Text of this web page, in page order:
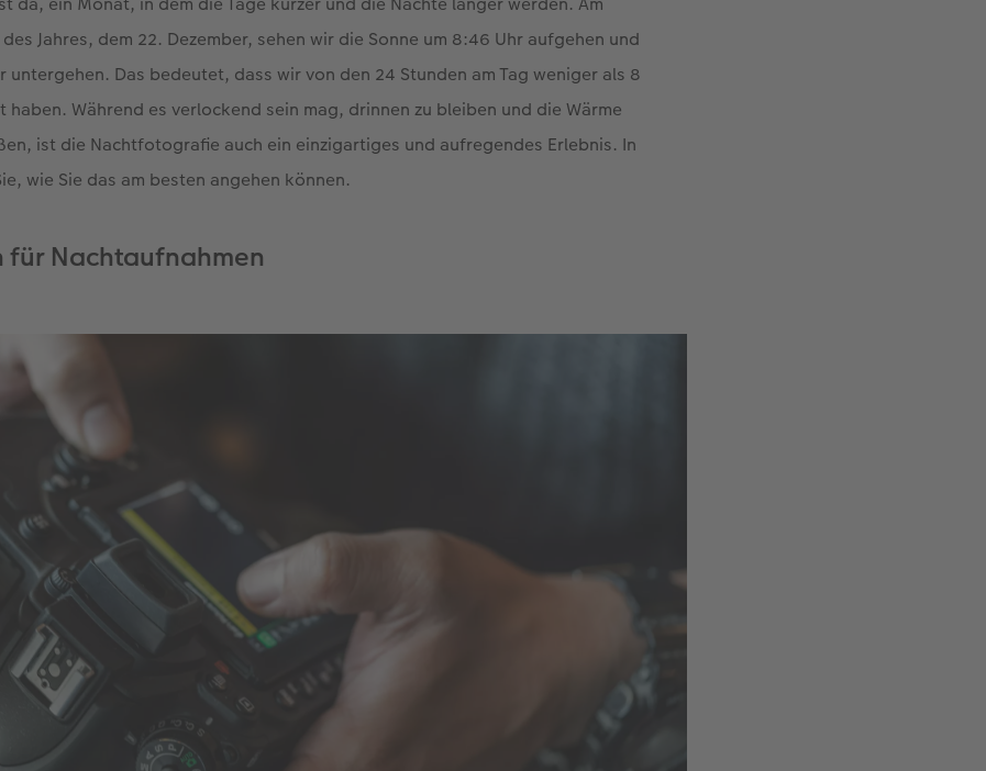
Jahres, dem 22. Dezember, sehen wir die Sonne um 8:46 Uhr aufgehen und
untergehen. Das bedeutet, dass wir von den 24 Stunden am Tag weniger als 8
haben. Während es verlockend sein mag, drinnen zu bleiben und die Wärme
ist die Nachtfotografie auch ein einzigartiges und aufregendes Erlebnis. In
wie Sie das am besten angehen können.
für Nachtaufnahmen